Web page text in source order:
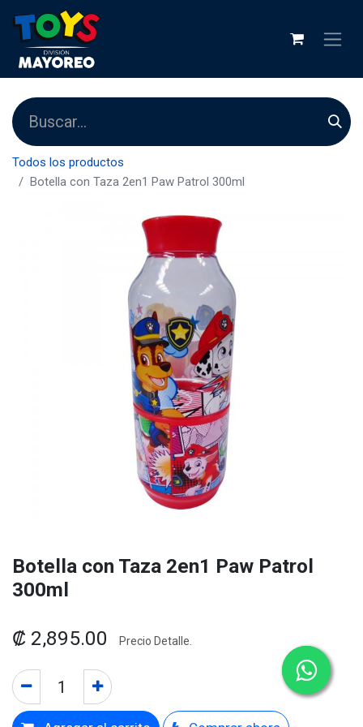
Todos los productos
Botella con Taza 2en1 Paw Patrol 300ml
Botella con Taza 2en1 Paw Patrol
300ml
₡ 2,895.00 Precio Detalle.